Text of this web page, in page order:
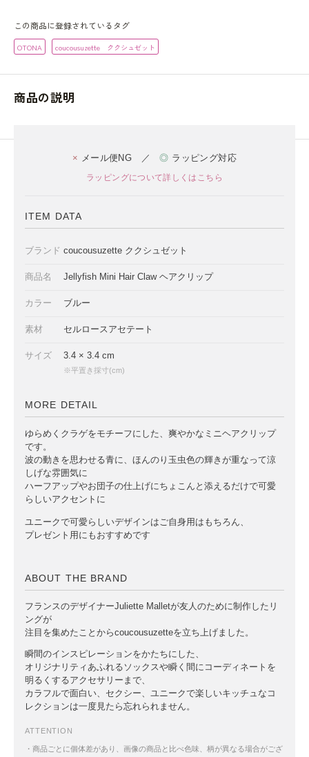
この商品に登録されているタグ
OTONA coucousuzette ククシュゼット
商品の説明
× メール便NG ／◎ ラッピング対応
ラッピングについて詳しくはこちら
ITEM DATA
ブランド coucousuzette ククシュゼット
商品名 Jellyfish Mini Hair Claw ヘアクリップ
カラー ブルー
素材 セルロースアセテート
サイズ 3.4 × 3.4 cm
※平置き採寸(cm)
MORE DETAIL
ゆらめくクラゲをモチーフにした、爽やかなミニヘアクリップ
です。
波の動きを思わせる青に、ほんのり玉虫色の輝きが重なって涼
しげな雰囲気に
ハーフアップやお団子の仕上げにちょこんと添えるだけで可愛
らしいアクセントに
ユニークで可愛らしいデザインはご自身用はもちろん、
プレゼント用にもおすすめです
ABOUT THE BRAND
フランスのデザイナーJuliette Malletが友人のために制作したリ
ングが
注目を集めたことからcoucousuzetteを立ち上げました。
瞬間のインスピレーションをかたちにした、
オリジナリティあふれるソックスや瞬く間にコーディネートを
明るくするアクセサリーまで、
カラフルで面白い、セクシー、ユニークで楽しいキッチュなコ
レクションは一度見たら忘れられません。
ATTENTION
・商品ごとに個体差があり、画像の商品と比べ色味、柄が異なる場合がござ